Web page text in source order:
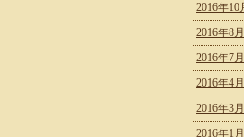
2016年10
2016年8月
2016年7月
2016年4月
2016年3月
2016年1月